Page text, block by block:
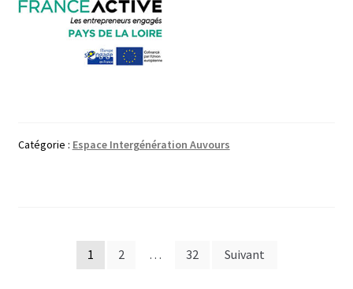
Catégorie : Espace Intergénération Auvours
Pagination
1 2 … 32 Suivant